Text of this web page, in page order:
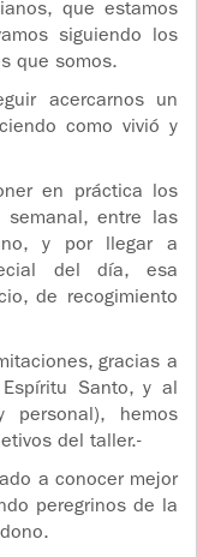
que estamos
siguiendo los
que somos.
acercarnos un
como vivió y
en práctica los
semanal, entre las
y por llegar a
del día, esa
de recogimiento
gracias a
Santo, y al
personal), hemos
del taller.-
a conocer mejor
peregrinos de la